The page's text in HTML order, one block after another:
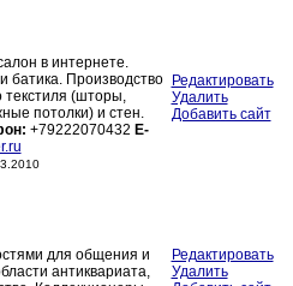
в интернете.
батика. Производство
текстиля (шторы,
потолки) и стен.
+79222070432 E-
Редактировать
Удалить
Добавить сайт
для общения и
антиквариата,
Редактировать
Удалить